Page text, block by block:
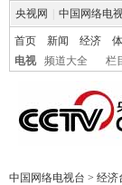
央视网 中国网络电
首页 新闻 经济
电视
频道大全 栏
中国网络电视台 > 经济